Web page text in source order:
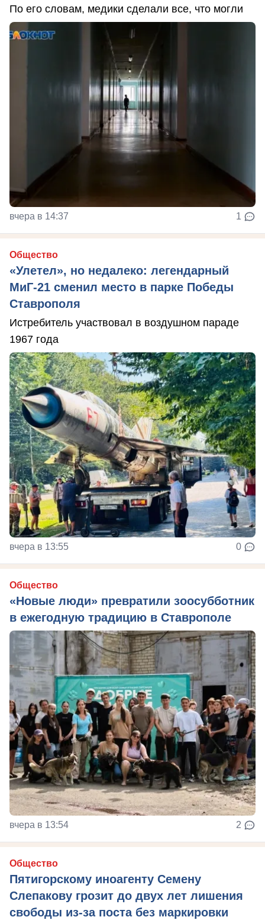
По его словам, медики сделали все, что могли
вчера в 14:37 1
Общество
«Улетел», но недалеко: легендарный
МиГ-21 сменил место в парке Победы
Ставрополя
Истребитель участвовал в воздушном параде
1967 года
вчера в 13:55 0
Общество
«Новые люди» превратили зоосубботник
в ежегодную традицию в Ставрополе
вчера в 13:54 2
Общество
Пятигорскому иноагенту Семену
Слепакову грозит до двух лет лишения
свободы из-за поста без маркировки